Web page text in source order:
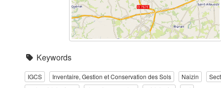
Keywords
IGCS Inventaire, Gestion et Conservation des Sols Naizin